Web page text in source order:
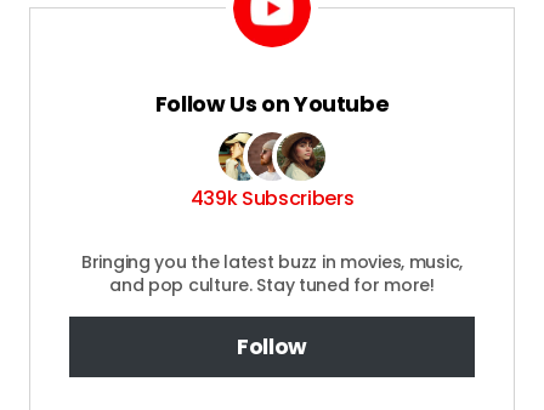
Follow Us on Youtube
439k Subscribers
Bringing you the latest buzz in movies, music,
and pop culture. Stay tuned for more!
Follow